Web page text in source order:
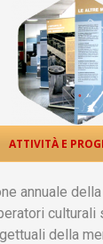
ATTIVITÀ E
annuale
della